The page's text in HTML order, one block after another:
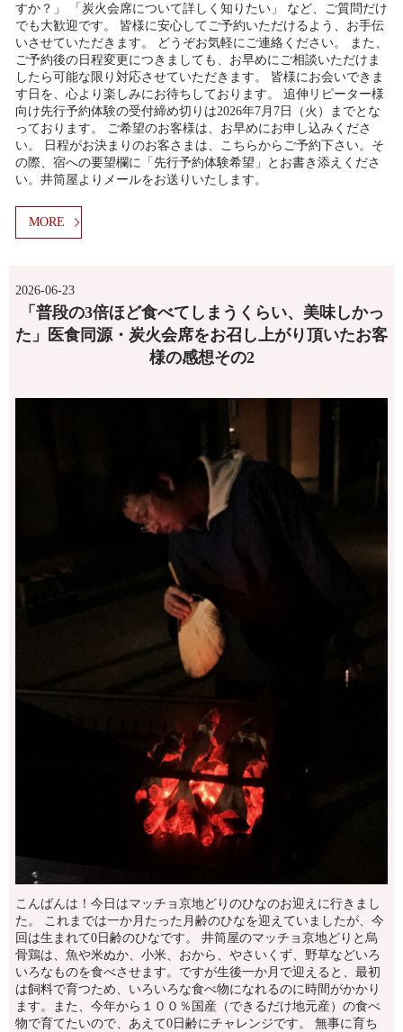
すか？」 「炭火会席について詳しく知りたい」 など、ご質問だけ
でも大歓迎です。 皆様に安心してご予約いただけるよう、お手伝
いさせていただきます。 どうぞお気軽にご連絡ください。 また、
ご予約後の日程変更につきましても、お早めにご相談いただけま
したら可能な限り対応させていただきます。 皆様にお会いできま
す日を、心より楽しみにお待ちしております。 追伸リピーター様
向け先行予約体験の受付締め切りは2026年7月7日（火）までとな
っております。 ご希望のお客様は、お早めにお申し込みくださ
い。 日程がお決まりのお客さまは、こちらからご予約下さい。そ
の際、宿への要望欄に「先行予約体験希望」とお書き添えくださ
い。井筒屋よりメールをお送りいたします。
MORE
2026-06-23
「普段の3倍ほど食べてしまうくらい、美味しかっ
た」医食同源・炭火会席をお召し上がり頂いたお客
様の感想その2
こんばんは！今日はマッチョ京地どりのひなのお迎えに行きまし
た。 これまでは一か月たった月齢のひなを迎えていましたが、今
回は生まれて0日齢のひなです。 井筒屋のマッチョ京地どりと烏
骨鶏は、魚や米ぬか、小米、おから、やさいくず、野草などいろ
いろなものを食べさせます。ですが生後一か月で迎えると、最初
は飼料で育つため、いろいろな食べ物になれるのに時間がかかり
ます。また、今年から１００％国産（できるだけ地元産）の食べ
物で育てたいので、あえて0日齢にチャレンジです。 無事に育ち